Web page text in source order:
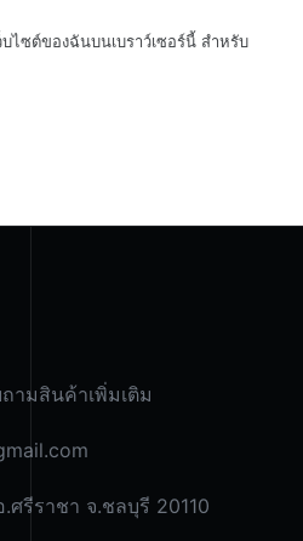
ไซต์ของฉันบนเบราว์เซอร์นี้ สำหรับ
ามสินค้าเพิ่มเติม
รีราชา จ.ชลบุรี 20110